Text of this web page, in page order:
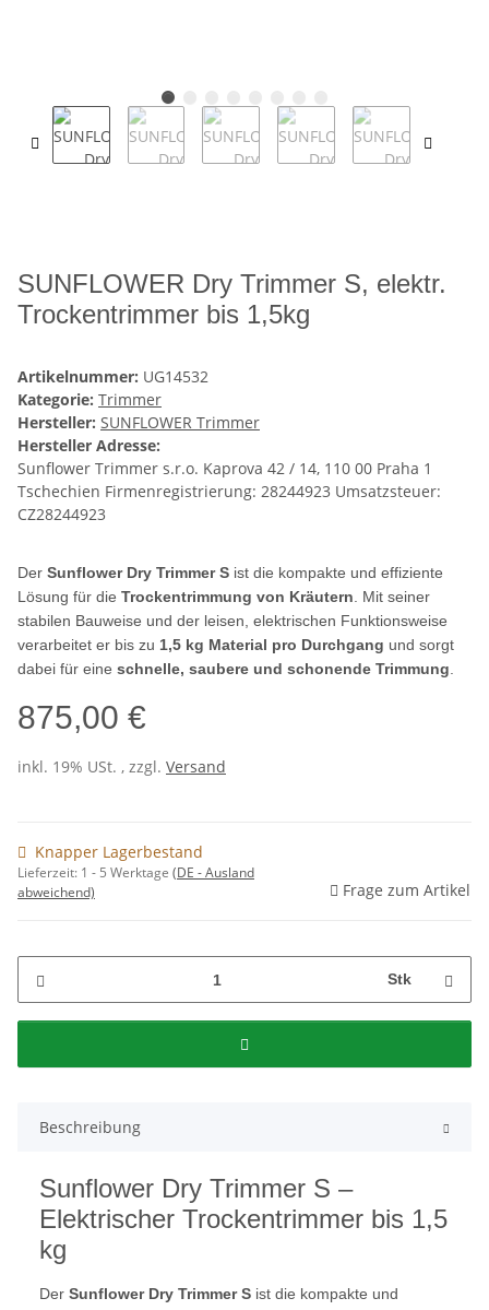
SUNFLOWER Dry Trimmer S, elektr.
Trockentrimmer bis 1,5kg
Artikelnummer: UG14532
Kategorie: Trimmer
Hersteller: SUNFLOWER Trimmer
Hersteller Adresse:
Sunflower Trimmer s.r.o. Kaprova 42 / 14, 110 00 Praha 1
Tschechien Firmenregistrierung: 28244923 Umsatzsteuer:
CZ28244923
Der Sunflower Dry Trimmer S ist die kompakte und effiziente
Lösung für die Trockentrimmung von Kräutern . Mit seiner
stabilen Bauweise und der leisen, elektrischen Funktionsweise
verarbeitet er bis zu 1,5 kg Material pro Durchgang und sorgt
dabei für eine schnelle, saubere und schonende Trimmung
875,00 €
inkl. 19% USt. , zzgl. Versand
Knapper Lagerbestand
Lieferzeit: 1 - 5 Werktage (DE - Ausland
abweichend)
Frage zum Artikel
Stk
Beschreibung
Sunflower Dry Trimmer S –
Elektrischer Trockentrimmer bis 1,5
kg
Der Sunflower Dry Trimmer S ist die kompakte und